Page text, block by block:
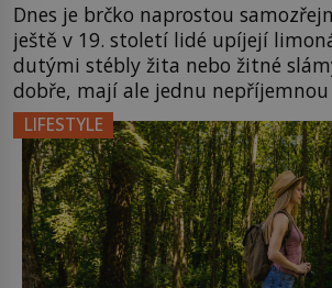
Dnes je brčko naprostou
ještě v 19. století lidé upíjejí
dutými stébly žita nebo žitné
dobře, mají ale jednu
chvíli se rozmáčejí a nápoji
příchuť. Právě tahle drobná
amerického výrobce cigaretových
nápadu, který změní způsob pití
LIFESTYLE